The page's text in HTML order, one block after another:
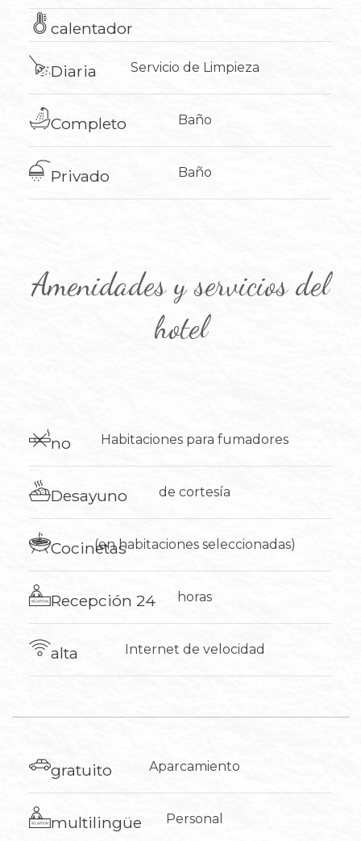
calentador
​Servicio de Limpieza
Diaria
​Baño
Completo
​Baño
Privado
Amenidades y servicios del
hotel
​Habitaciones para
no fumadores
​Desayuno de cortesía
Cocinetas(en habitaciones seleccionadas)
Recepción 24 horas
Internet de
alta velocidad
Aparcamiento
gratuito
​Personal
multilingüe